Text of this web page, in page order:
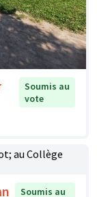
Soumis au
vote
Soumis au